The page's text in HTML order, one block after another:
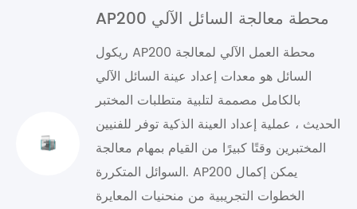
AP200 محطة معالجة السائل الآلي
ريكول AP200 محطة العمل الآلي لمعالجة
السائل هو معدات إعداد عينة السائل الآلي
بالكامل مصممة لتلبية متطلبات المختبر
الحديث ، عملية إعداد العينة الذكية توفر للفنيين
المختبرين وقتًا كبيرًا من القيام بمهام معالجة
السوائل المتكررة. AP200 يمكن إكمال
الخطوات التجريبية من منحنيات المعايرة